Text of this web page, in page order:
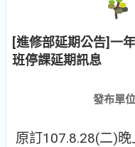
[進修部延期公告]一
班停課延期訊息
發布單位
原訂107.8.28(二)